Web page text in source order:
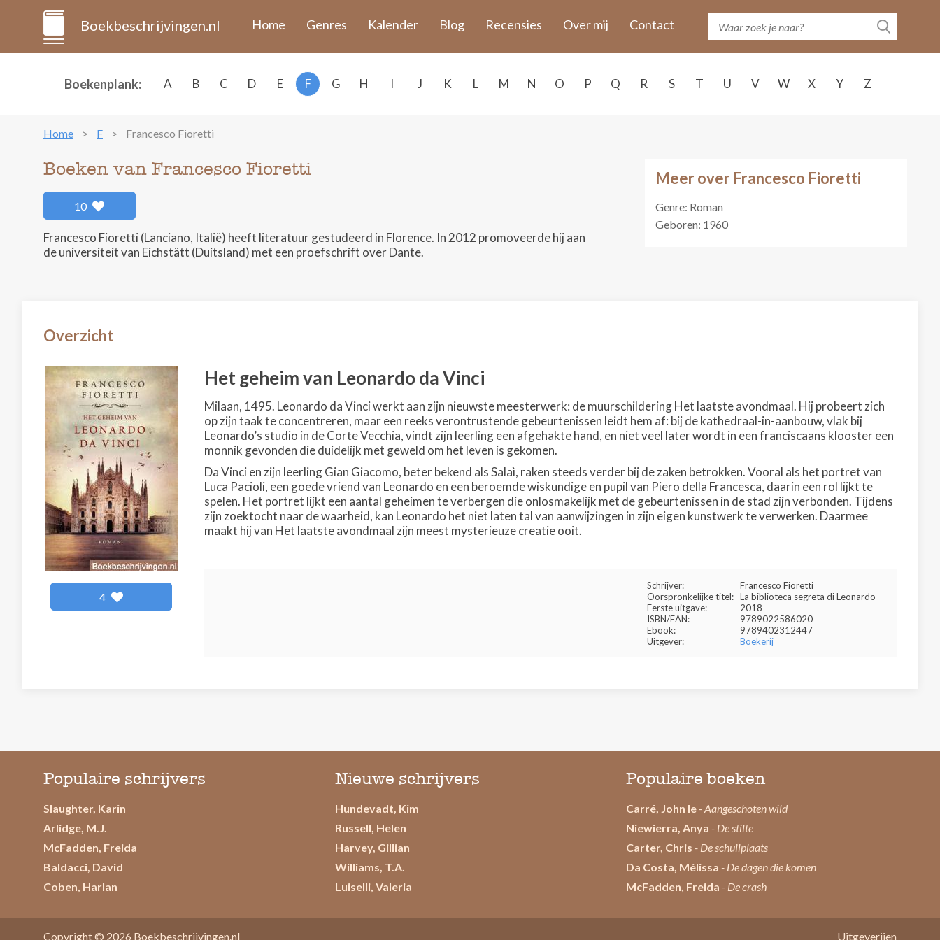
Boekbeschrijvingen.nl Home Genres Kalender Blog Recensies Over mij Contact
Boekenplank: A B C D E F G H I J K L M N O P Q R S T U V W X Y Z
Home F Francesco Fioretti
Meer over Francesco Fioretti
Genre: Roman
Geboren: 1960
Boeken van Francesco Fioretti
10
Francesco Fioretti (Lanciano, Italië) heeft literatuur gestudeerd in Florence. In 2012 promoveerde hij aan
de universiteit van Eichstätt (Duitsland) met een proefschrift over Dante.
Overzicht
4
Het geheim van Leonardo da Vinci
Milaan, 1495. Leonardo da Vinci werkt aan zijn nieuwste meesterwerk: de muurschildering Het laatste avondmaal. Hij probeert zich
op zijn taak te concentreren, maar een reeks verontrustende gebeurtenissen leidt hem af: bij de kathedraal-in-aanbouw, vlak bij
Leonardo’s studio in de Corte Vecchia, vindt zijn leerling een afgehakte hand, en niet veel later wordt in een franciscaans klooster een
monnik gevonden die duidelijk met geweld om het leven is gekomen.
Da Vinci en zijn leerling Gian Giacomo, beter bekend als Salaì, raken steeds verder bij de zaken betrokken. Vooral als het portret van
Luca Pacioli, een goede vriend van Leonardo en een beroemde wiskundige en pupil van Piero della Francesca, daarin een rol lijkt te
spelen. Het portret lijkt een aantal geheimen te verbergen die onlosmakelijk met de gebeurtenissen in de stad zijn verbonden. Tijdens
zijn zoektocht naar de waarheid, kan Leonardo het niet laten tal van aanwijzingen in zijn eigen kunstwerk te verwerken. Daarmee
maakt hij van Het laatste avondmaal zijn meest mysterieuze creatie ooit.
Schrijver:
Francesco Fioretti
Oorspronkelijke titel: La biblioteca segreta di Leonardo
Eerste uitgave:
2018
ISBN/EAN:
9789022586020
Ebook:
9789402312447
Uitgever:
Boekerij
Populaire schrijvers
Slaughter, Karin
Arlidge, M.J.
McFadden, Freida
Baldacci, David
Coben, Harlan
Nieuwe schrijvers
Hundevadt, Kim
Russell, Helen
Harvey, Gillian
Williams, T.A.
Luiselli, Valeria
Populaire boeken
Carré, John le - Aangeschoten wild
Niewierra, Anya - De stilte
Carter, Chris - De schuilplaats
Da Costa, Mélissa - De dagen die komen
McFadden, Freida - De crash
Copyright © 2026 Boekbeschrijvingen.nl Uitgeverijen